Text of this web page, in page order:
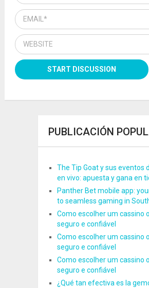
PUBLICACIÓN
The Tip Goat y sus eventos
en vivo: apuesta y gana en
Panther Bet mobile app:
to seamless gaming in
Como escolher um cassino
seguro e confiável
Como escolher um cassino
seguro e confiável
Como escolher um cassino
seguro e confiável
¿Qué tan efectiva es la